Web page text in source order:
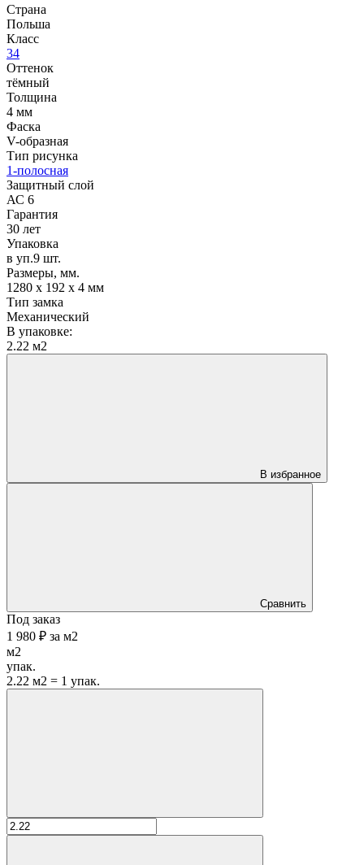
Страна
Польша
Класс
34
Оттенок
тёмный
Толщина
4 мм
Фаска
V-образная
Тип рисунка
1-полосная
Защитный слой
АС 6
Гарантия
30 лет
Упаковка
в уп.9 шт.
Размеры, мм.
1280 х 192 х 4 мм
Тип замка
Механический
В упаковке:
2.22 м2
В избранное
Сравнить
Под заказ
1 980 ₽ за м2
м2
упак.
2.22 м2 = 1 упак.